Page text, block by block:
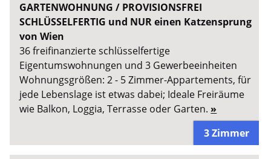
GARTENWOHNUNG / PROVISIONSFREI
SCHLÜSSELFERTIG und NUR einen Katzensprung
von Wien
36 freifinanzierte schlüsselfertige
Eigentumswohnungen und 3 Gewerbeeinheiten
Wohnungsgrößen: 2 - 5 Zimmer-Appartements, für
jede Lebenslage ist etwas dabei; Ideale Freiräume
wie Balkon, Loggia, Terrasse oder Garten. »
3 Zimmer